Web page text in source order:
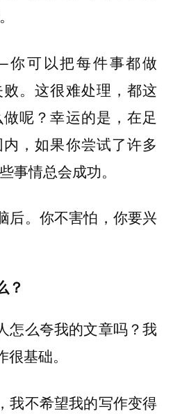
可以把每件事都做
。这很难处理，都这
呢？幸运的是，在足
，如果你尝试了许多
事情总会成功。
后。你不害怕，你要兴
？
怎么夸我的文章吗？我
基础。
我不希望我的写作变得